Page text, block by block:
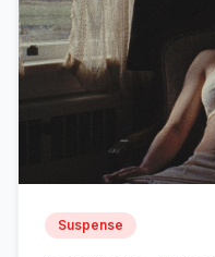
Suspense